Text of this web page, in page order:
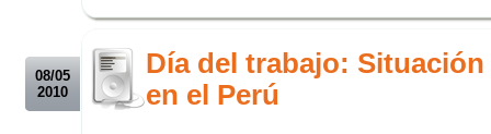
08/05
2010
Día del trabajo:
en el Perú